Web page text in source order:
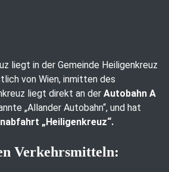
liegt in der Gemeinde Heiligenkreuz
von Wien, inmitten des
liegt direkt an der Autobahn A
„Allander Autobahn“, und hat
„Heiligenkreuz“.
Verkehrsmitteln: